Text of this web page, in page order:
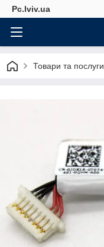
Pc.lviv.ua
Товари та послуги